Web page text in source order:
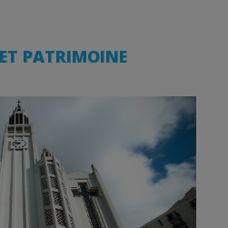
PATRIMOINE